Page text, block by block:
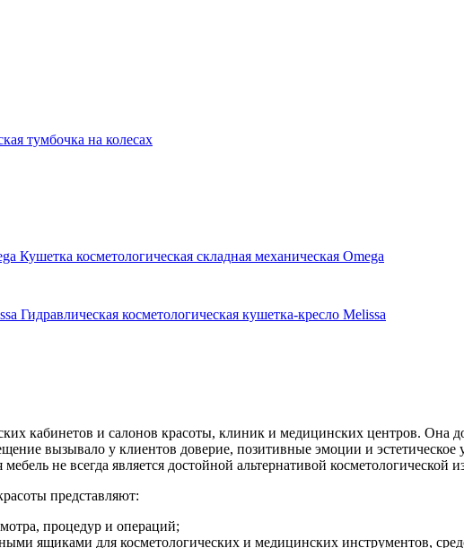
тумбочка на колесах
Кушетка косметологическая складная механическая Omega
Гидравлическая косметологическая кушетка-кресло Melissa
кабинетов и салонов красоты, клиник и медицинских центров. Она
вызывало у клиентов доверие, позитивные эмоции и
не всегда является достойной альтернативой косметологической
представляют:
процедур и операций;
ящиками для косметологических и медицинских инструментов,